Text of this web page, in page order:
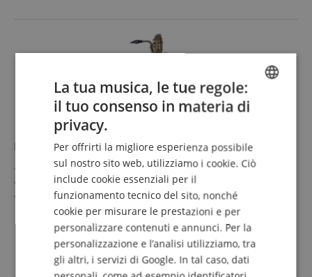
P. Mauriat Sassofono Baritono B-300 UL
Intonazione: Mib
Materiale: Ottone, Finitura: Non Verniciato
Incisioni a mano Elde su campana e curva del corpo
Facile risposta, suono pieno in tutte le tonalità
La nota più bassa: La grave
Intarsi per dita in vera Perla Nera
mostra di più
8.383,00 €
IVA.incl. +spedizione (IT)
ENGLISH
ITALIAN
SPANISH
La tua musica, le tue regole:
il tuo consenso in materia di
privacy.
Per offrirti la migliore esperienza possibile
sul nostro sito web, utilizziamo i cookie. Ciò
include cookie essenziali per il
funzionamento tecnico del sito, nonché
cookie per misurare le prestazioni e per
personalizzare contenuti e annunci. Per la
personalizzazione e l’analisi utilizziamo, tra
gli altri, i servizi di Google. In tal caso, dati